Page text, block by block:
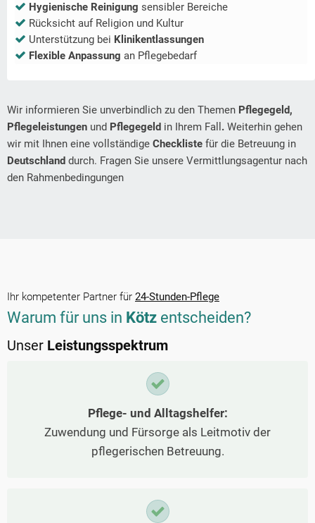
Hygienische Reinigung sensibler Bereiche
Rücksicht auf Religion und Kultur
Unterstützung bei Klinikentlassungen
Flexible Anpassung an Pflegebedarf
Wir informieren Sie unverbindlich zu den Themen Pflegegeld,
Pflegeleistungen und Pflegegeld in Ihrem Fall . Weiterhin gehen
wir mit Ihnen eine vollständige Checkliste für die Betreuung in
Deutschland durch. Fragen Sie unsere Vermittlungsagentur nach
den Rahmenbedingungen
Ihr kompetenter Partner für 24-Stunden-Pflege
Warum für uns in Kötz entscheiden?
Unser Leistungsspektrum
Pflege- und Alltagshelfer:
Zuwendung und Fürsorge als Leitmotiv der
pflegerischen Betreuung.